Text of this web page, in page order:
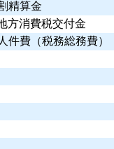
精算金
方消費税交付金
件費（税務総務費）